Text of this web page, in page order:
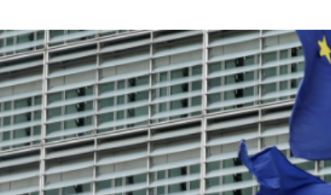
新西蘭少數議員竄台 中方禁止其入境
彭博：歐盟準備與中國展開貿易戰 擬對公民及企業
【港股最前線】安克創新重新遞表申請上市 去年純
韓國金融監督院向渣打等5家銀行罰款6000億韓圜
嶺大聯合研究「AI＋可皺摺材料」 將皺紋變有用結